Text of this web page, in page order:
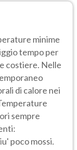
minime
tempo per
costiere. Nelle
di calore nei
sempre
poco mossi.